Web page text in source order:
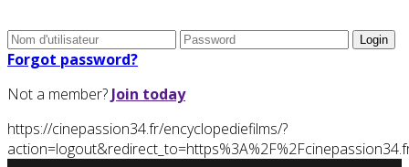
Forgot password?
Not a member? Join today
https://cinepassion34.fr/encyclopediefilms/?